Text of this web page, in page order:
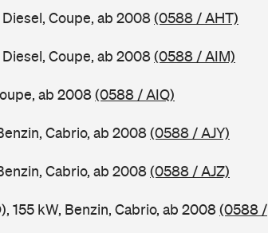
Diesel, Coupe, ab 2008(0588 / AHT)
Diesel, Coupe, ab 2008(0588 / AIM)
ab 2008(0588 / AIQ)
Cabrio, ab 2008(0588 / AJY)
Cabrio, ab 2008(0588 / AJZ)
155 kW, Benzin, Cabrio, ab 2008(0588 /